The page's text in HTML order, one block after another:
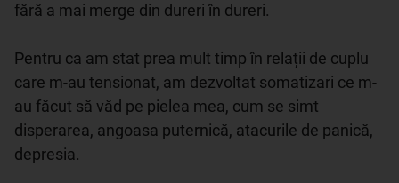
fără a mai merge din dureri în dureri.
Pentru ca am stat prea mult timp în relații de cuplu
care m-au tensionat, am dezvoltat somatizari ce m-
au făcut să văd pe pielea mea, cum se simt
disperarea, angoasa puternică, atacurile de panică,
depresia.